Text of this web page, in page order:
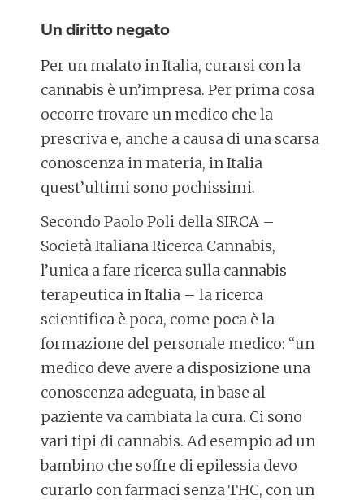
Un diritto negato
Per un malato in Italia, curarsi con la
cannabis è un’impresa. Per prima cosa
occorre trovare un medico che la
prescriva e, anche a causa di una scarsa
conoscenza in materia, in Italia
quest’ultimi sono pochissimi.
Secondo Paolo Poli della SIRCA –
Società Italiana Ricerca Cannabis,
l’unica a fare ricerca sulla cannabis
terapeutica in Italia – la ricerca
scientifica è poca, come poca è la
formazione del personale medico: “un
medico deve avere a disposizione una
conoscenza adeguata, in base al
paziente va cambiata la cura. Ci sono
vari tipi di cannabis. Ad esempio ad un
bambino che soffre di epilessia devo
curarlo con farmaci senza THC, con un